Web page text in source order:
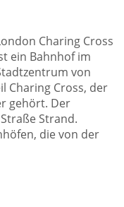
Charing Cross
ein Bahnhof im
von
Charing Cross, der
gehört. Der
Strand.
die von der